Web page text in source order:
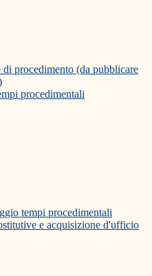
procedimento (da pubblicare
procedimentali
tempi procedimentali
e acquisizione d'ufficio